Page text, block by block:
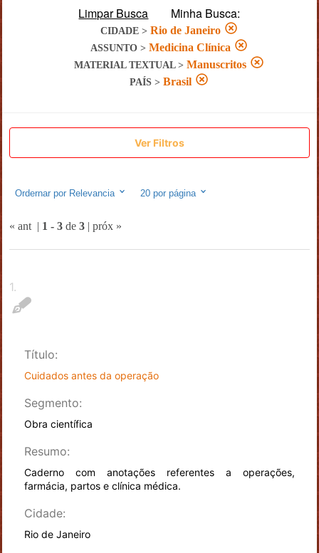
Limpar Busca Minha Busca:
CIDADE> Rio de Janeiro
ASSUNTO> Medicina Clínica
MATERIAL TEXTUAL> Manuscritos
PAÍS> Brasil
Ver Filtros
Ordernar por Relevancia 20por página
« ant | 1 - 3de 3| próx »
1.
Título:
Cuidados antes da operação
Segmento:
Obra científica
Resumo:
Caderno com anotações referentes a operações,
farmácia, partos e clínica médica.
Cidade:
Rio de Janeiro